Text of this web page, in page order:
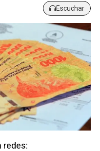
Escuchar
redes: